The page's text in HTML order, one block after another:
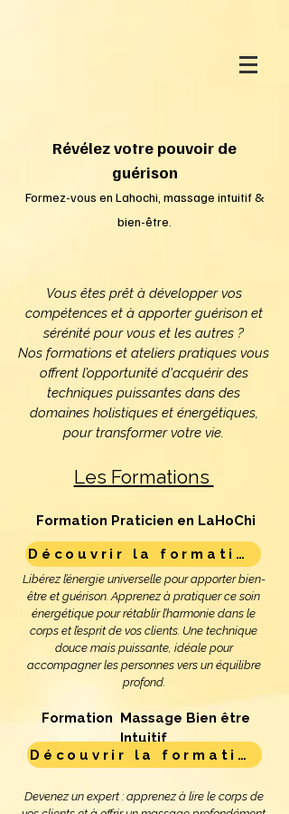
Révélez votre pouvoir de
guérison
Formez-vous en Lahochi, massage intuitif &
bien-être.
Vous êtes prêt à développer vos
compétences et à apporter guérison et
sérénité pour vous et les autres ?
Nos formations et ateliers pratiques vous
offrent l’opportunité d'acquérir des
techniques puissantes dans des
domaines holistiques et énergétiques,
pour transformer votre vie.
Les Formations
Formation Praticien en LaHoChi
Libérez l’énergie universelle pour apporter bien-
être et guérison. Apprenez à pratiquer ce soin
énergétique pour rétablir l’harmonie dans le
corps et l’esprit de vos clients. Une technique
douce mais puissante, idéale pour
accompagner les personnes vers un équilibre
profond.
Formation Massage Bien être
Intuitif
Devenez un expert : apprenez à lire le corps de
Découvrir la formation
Découvrir la formation